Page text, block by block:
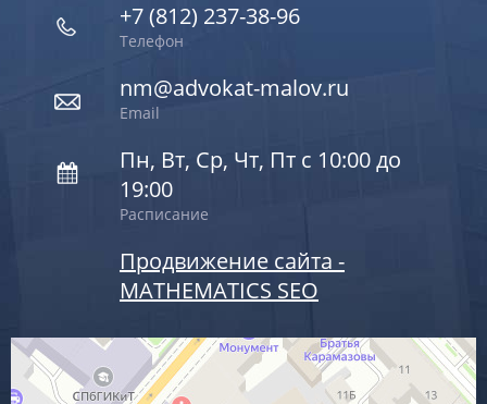
+7 (812) 237-38-96
Телефон
nm@advokat-malov.ru
Email
Пн, Вт, Ср, Чт, Пт с 10:00 до
19:00
Расписание
Продвижение сайта -
MATHEMATICS SEO